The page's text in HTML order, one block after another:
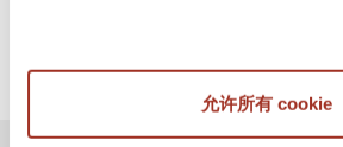
允许所有 cookie